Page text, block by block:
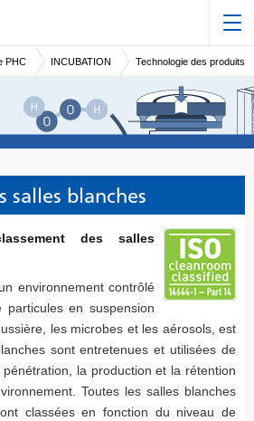
PHC INCUBATION Technologie des produits
salles blanches
des salles
environnement contrôlé
en suspension
les microbes et les aérosols, est
sont entretenues et utilisées de
la production et la rétention
Toutes les salles blanches
classées en fonction du niveau de